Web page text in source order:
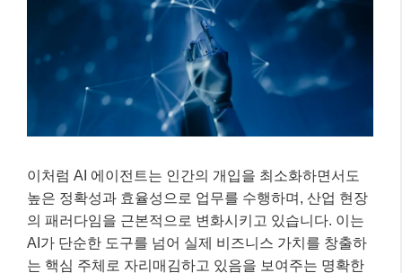
이처럼 AI 에이전트는 인간의 개입을 최소화하면서도
높은 정확성과 효율성으로 업무를 수행하며, 산업 현장
의 패러다임을 근본적으로 변화시키고 있습니다. 이는
AI가 단순한 도구를 넘어 실제 비즈니스 가치를 창출하
는 핵심 주체로 자리매김하고 있음을 보여주는 명확한